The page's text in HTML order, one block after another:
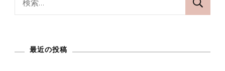
最近の投稿